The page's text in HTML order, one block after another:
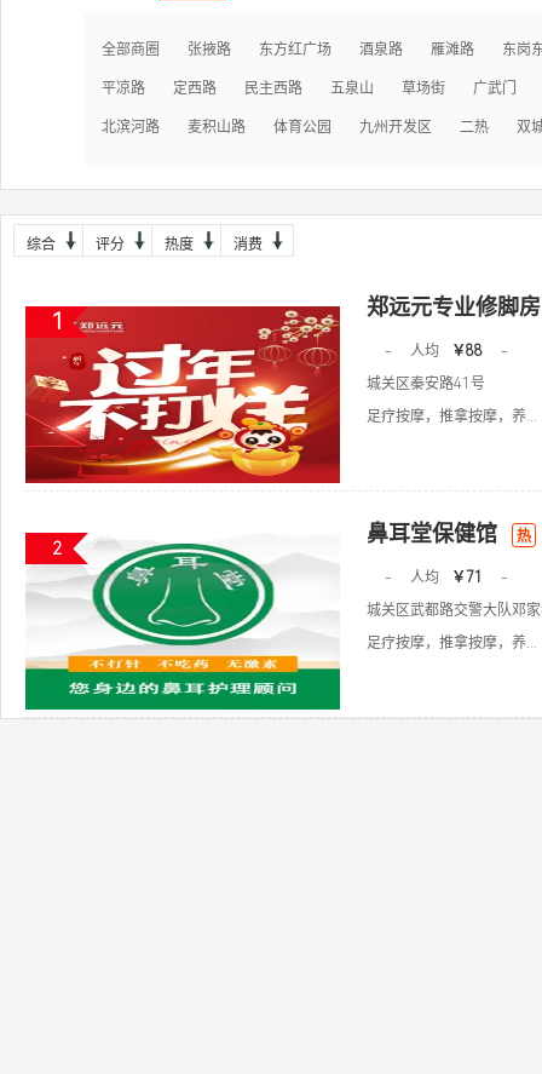
全部商圈 张掖路 东方红广场 酒泉路 雁滩路 东岗
平凉路 定西路 民主西路 五泉山 草场街 广武门
北滨河路 麦积山路 体育公园 九州开发区 二热 双
综合 评分 热度 消费
1
郑远元专业修脚
- 人均 ￥88
-
城关区秦安路41号
足疗按摩，推拿按摩，养...
2
鼻耳堂保健馆 热
- 人均 ￥71
-
城关区武都路交警大队邓
足疗按摩，推拿按摩，养...